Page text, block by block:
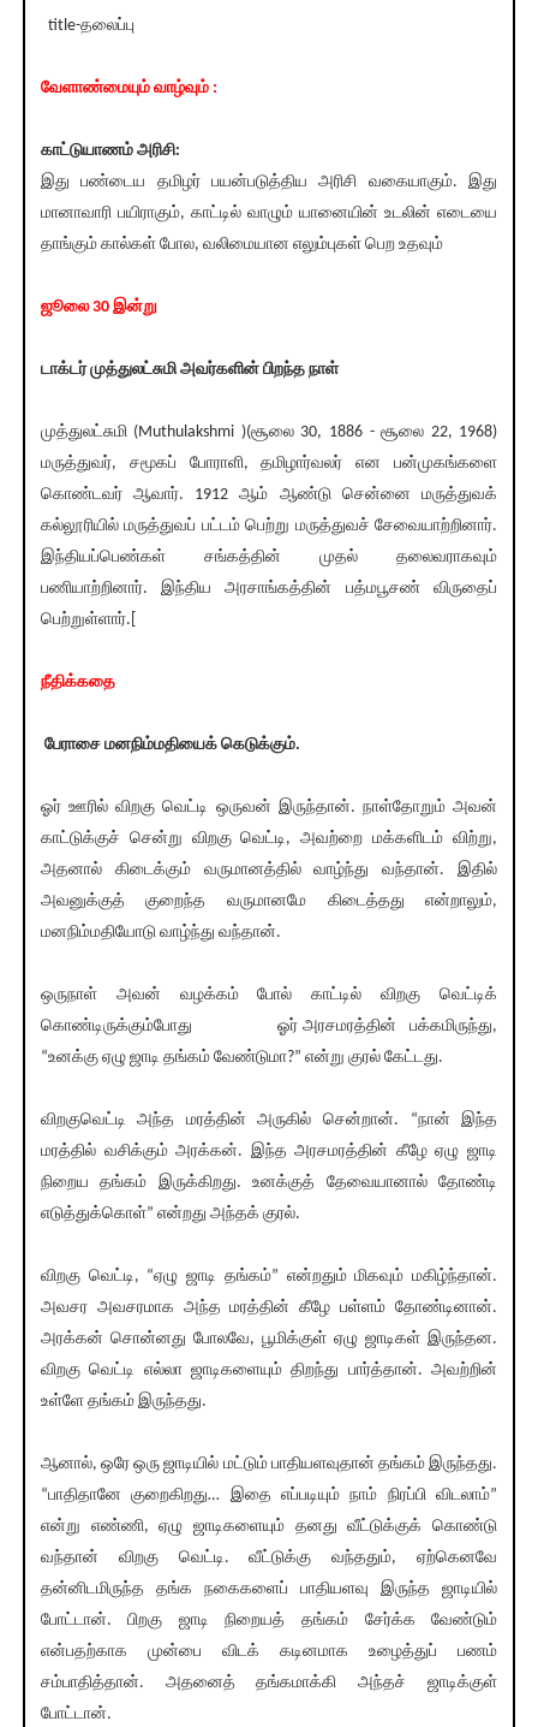
title-தலைப்பு
வேளாண்மையும் வாழ்வும் :
காட்டுயாணம் அரிசி:
இது பண்டைய தமிழர் பயன்படுத்திய அரிசி வகையாகும். இது
மானாவாரி பயிராகும், காட்டில் வாழும் யானையின் உடலின் எடையை
தாங்கும் கால்கள் போல, வலிமையான எலும்புகள் பெற உதவும்
ஜூலை 30 இன்று
டாக்டர் முத்துலட்சுமி அவர்களின் பிறந்த நாள்
முத்துலட்சுமி (Muthulakshmi )(சூலை 30, 1886 - சூலை 22, 1968)
மருத்துவர், சமூகப் போராளி, தமிழார்வலர் என பன்முகங்களை
கொண்டவர் ஆவார். 1912 ஆம் ஆண்டு சென்னை மருத்துவக்
கல்லூரியில் மருத்துவப் பட்டம் பெற்று மருத்துவச் சேவையாற்றினார்.
இந்தியப்பெண்கள் சங்கத்தின் முதல் தலைவராகவும்
பணியாற்றினார். இந்திய அரசாங்கத்தின் பத்மபூசண் விருதைப்
பெற்றுள்ளார்.[
நீதிக்கதை
பேராசை மனநிம்மதியைக் கெடுக்கும்.
ஓர் ஊரில் விறகு வெட்டி ஒருவன் இருந்தான். நாள்தோறும் அவன்
காட்டுக்குச் சென்று விறகு வெட்டி, அவற்றை மக்களிடம் விற்று,
அதனால் கிடைக்கும் வருமானத்தில் வாழ்ந்து வந்தான். இதில்
அவனுக்குத் குறைந்த வருமானமே கிடைத்தது என்றாலும்,
மனநிம்மதியோடு வாழ்ந்து வந்தான்.
ஒருநாள் அவன் வழக்கம் போல் காட்டில் விறகு வெட்டிக்
கொண்டிருக்கும்போது ஓர் அரசமரத்தின் பக்கமிருந்து,
“உனக்கு ஏழு ஜாடி தங்கம் வேண்டுமா?” என்று குரல் கேட்டது.
விறகுவெட்டி அந்த மரத்தின் அருகில் சென்றான். “நான் இந்த
மரத்தில் வசிக்கும் அரக்கன். இந்த அரசமரத்தின் கீழே ஏழு ஜாடி
நிறைய தங்கம் இருக்கிறது. உனக்குத் தேவையானால் தோண்டி
எடுத்துக்கொள்” என்றது அந்தக் குரல்.
விறகு வெட்டி, “ஏழு ஜாடி தங்கம்” என்றதும் மிகவும் மகிழ்ந்தான்.
அவசர அவசரமாக அந்த மரத்தின் கீழே பள்ளம் தோண்டினான்.
அரக்கன் சொன்னது போலவே, பூமிக்குள் ஏழு ஜாடிகள் இருந்தன.
விறகு வெட்டி எல்லா ஜாடிகளையும் திறந்து பார்த்தான். அவற்றின்
உள்ளே தங்கம் இருந்தது.
ஆனால், ஒரே ஒரு ஜாடியில் மட்டும் பாதியளவுதான் தங்கம் இருந்தது.
“பாதிதானே குறைகிறது… இதை எப்படியும் நாம் நிரப்பி விடலாம்”
என்று எண்ணி, ஏழு ஜாடிகளையும் தனது வீட்டுக்குக் கொண்டு
வந்தான் விறகு வெட்டி. வீட்டுக்கு வந்ததும், ஏற்கெனவே
தன்னிடமிருந்த தங்க நகைகளைப் பாதியளவு இருந்த ஜாடியில்
போட்டான். பிறகு ஜாடி நிறையத் தங்கம் சேர்க்க வேண்டும்
என்பதற்காக முன்பை விடக் கடினமாக உழைத்துப் பணம்
சம்பாதித்தான். அதனைத் தங்கமாக்கி அந்தச் ஜாடிக்குள்
போட்டான்.